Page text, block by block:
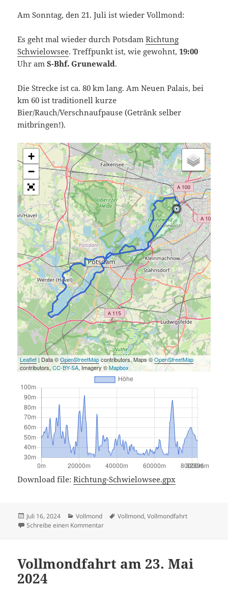
Am Sonntag, den 21. Juli ist wieder Vollmond:
Es geht mal wieder durch PotsdamRichtung
Schwielowsee. Treffpunkt ist, wie gewohnt,19:00
Uhr amS-Bhf. Grunewald.
Die Strecke ist ca. 80 km lang. Am Neuen Palais, bei
km 60 ist traditionell kurze
Bier/Rauch/Verschnaufpause (Getränk selber
mitbringen!).
+
−
Leaflet| Data ©OpenStreetMapcontributors, Maps ©OpenStreetMap
contributors,CC-BY-SA, Imagery ©Mapbox
Download file:Richtung-Schwielowsee.gpx
Veröffentlicht
am
Juli 16, 2024 Kategorien
Vollmond Schlagwörter
Vollmond,Vollmondfahrt
Schreibe einen Kommentarzu Vollmondfahrt im Juli
Vollmondfahrt am 23. Mai
2024